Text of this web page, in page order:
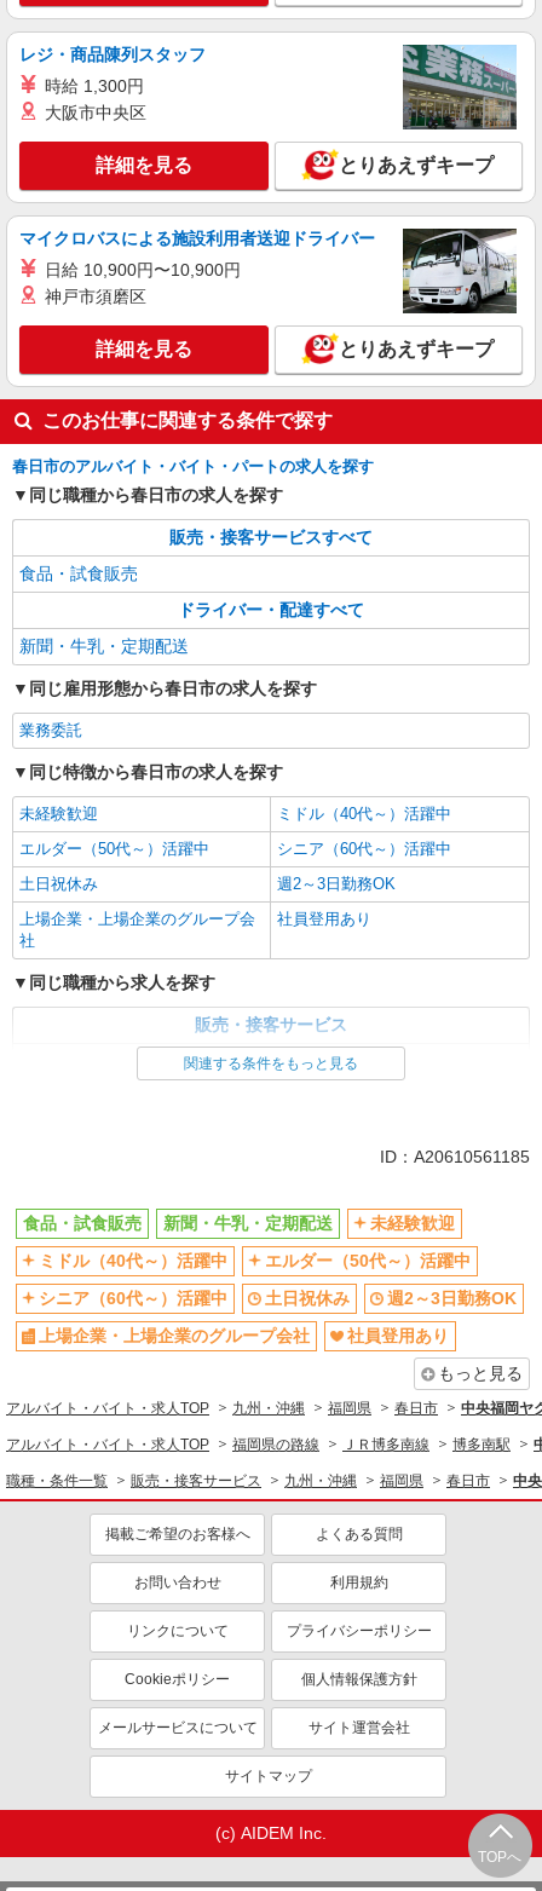
レジ・商品陳列スタッフ
時給 1,300円
大阪市中央区
詳細を見る とりあえずキープ
マイクロバスによる施設利用者送迎ドライバー
日給 10,900円〜10,900円
神戸市須磨区
詳細を見る とりあえずキープ
このお仕事に関連する条件で探す
春日市のアルバイト・バイト・パートの求人を探す
同じ職種から春日市の求人を探す
販売・接客サービスすべて
食品・試食販売
ドライバー・配達すべて
新聞・牛乳・定期配送
同じ雇用形態から春日市の求人を探す
業務委託
同じ特徴から春日市の求人を探す
未経験歓迎
ミドル（40代～）活躍中
エルダー（50代～）活躍中
シニア（60代～）活躍中
土日祝休み
週2～3日勤務OK
上場企業・上場企業のグループ会
社
社員登用あり
同じ職種から求人を探す
販売・接客サービス
土日祝休み
週2～3日勤務OK
上場企業・上場企業のグループ会
社
社員登用あり
関連する条件をもっと見る
ID：A20610561185
TOPへ
食品・試食販売 新聞・牛乳・定期配送
未経験歓迎
ミドル（40代～）活躍中
エルダー（50代～）活躍中
シニア（60代～）活躍中
土日祝休み
週2～3日勤務OK
上場企業・上場企業のグループ会社
社員登用あり
もっと見る
アルバイト・バイト・求人TOP 九州・沖縄 福岡県 春日市 中央福岡ヤ
アルバイト・バイト・求人TOP 福岡県の路線 ＪＲ博多南線 博多南駅
職種・条件一覧 販売・接客サービス 九州・沖縄 福岡県 春日市 中
掲載ご希望のお客様へ よくある質問
お問い合わせ 利用規約
リンクについて プライバシーポリシー
Cookieポリシー 個人情報保護方針
メールサービスについて サイト運営会社
サイトマップ
(c) AIDEM Inc.